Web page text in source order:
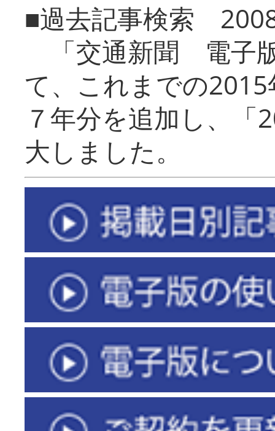
■過去記事検索
「交通新聞 電子
て、これまでの
７年分を追加し、「
大しまし